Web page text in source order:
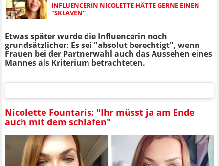
INFLUENCERIN NICOLETTE HÄTTE GERNE EINEN
"SKLAVEN"
Etwas später wurde die Influencerin noch
grundsätzlicher: Es sei "absolut berechtigt", wenn
Frauen bei der Partnerwahl auch das Aussehen eines
Mannes als Kriterium betrachteten.
Nicolette Fountaris: "Ihr müsst ja am Ende
auch mit dem schlafen"